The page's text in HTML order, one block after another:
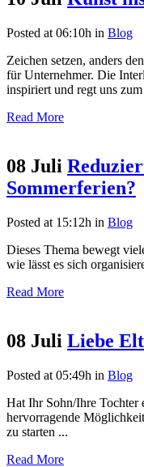
Posted at 06:10h in Blog
Zeichen setzen, anders
für Unternehmer. Die
inspiriert und regt uns
Read More
08 Juli
Sommerferien?
Posted at 15:12h in Blog
Dieses Thema bewegt
wie lässt es sich
Read More
08 Juli Liebe
Posted at 05:49h in Blog
Hat Ihr Sohn/Ihre Tochter
hervorragende
zu starten ...
Read More